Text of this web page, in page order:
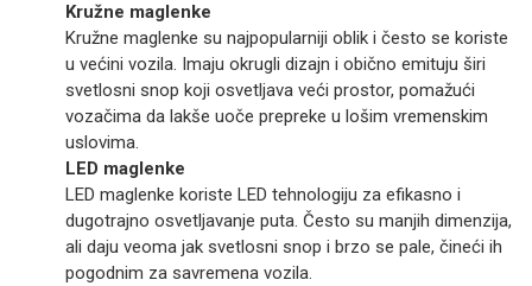
Kružne maglenke
Kružne maglenke su najpopularniji oblik i često se koriste
u većini vozila. Imaju okrugli dizajn i obično emituju širi
svetlosni snop koji osvetljava veći prostor, pomažući
vozačima da lakše uoče prepreke u lošim vremenskim
uslovima.
LED maglenke
LED maglenke koriste LED tehnologiju za efikasno i
dugotrajno osvetljavanje puta. Često su manjih dimenzija,
ali daju veoma jak svetlosni snop i brzo se pale, čineći ih
pogodnim za savremena vozila.